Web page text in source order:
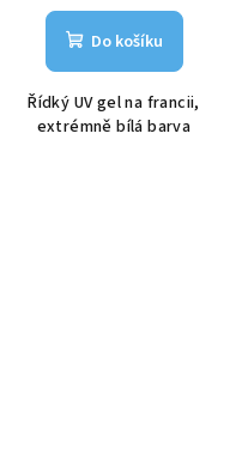
Do košíku
Řídký UV gel na francii,
extrémně bílá barva